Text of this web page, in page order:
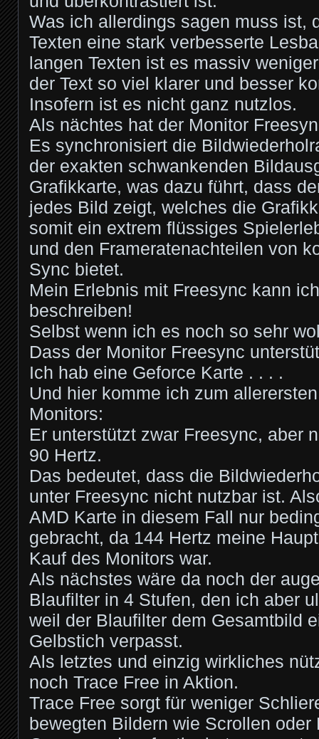
Was ich allerdings sagen muss ist,
Texten eine stark verbesserte
langen Texten ist es massiv
der Text so viel klarer und besser
Insofern ist es nicht ganz nutzlos.
Als nächtes hat der Monitor
Es synchronisiert die
der exakten schwankenden
Grafikkarte, was dazu führt, dass
jedes Bild zeigt, welches die
somit ein extrem flüssiges
und den Frameratenachteilen von
Sync bietet.
Mein Erlebnis mit Freesync kann
beschreiben!
Selbst wenn ich es noch so sehr
Dass der Monitor Freesync
Ich hab eine Geforce Karte . . . .
Und hier komme ich zum
Monitors:
Er unterstützt zwar Freesync, aber
90 Hertz.
Das bedeutet, dass die
unter Freesync nicht nutzbar ist.
AMD Karte in diesem Fall nur
gebracht, da 144 Hertz meine
Kauf des Monitors war.
Als nächstes wäre da noch der
Blaufilter in 4 Stufen, den ich aber
weil der Blaufilter dem Gesamtbild
Gelbstich verpasst.
Als letztes und einzig wirkliches
noch Trace Free in Aktion.
Trace Free sorgt für weniger
bewegten Bildern wie Scrollen oder